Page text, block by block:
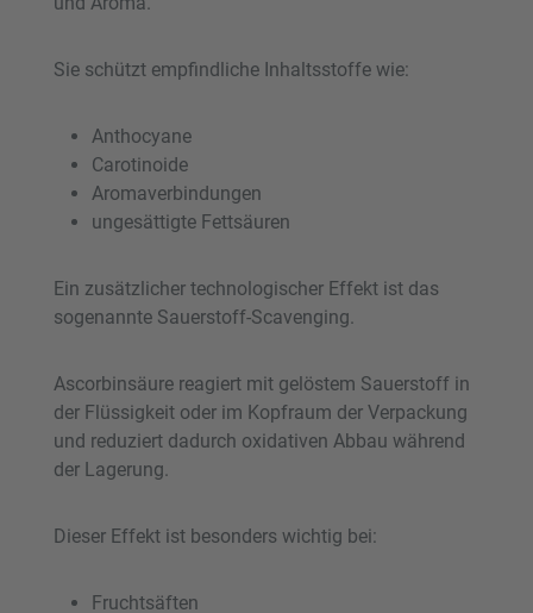
Sie schützt empfindliche Inhaltsstoffe wie:
Anthocyane
Carotinoide
Aromaverbindungen
ungesättigte Fettsäuren
Ein zusätzlicher technologischer Effekt ist das
sogenannte Sauerstoff-Scavenging.
Ascorbinsäure reagiert mit gelöstem Sauerstoff in
der Flüssigkeit oder im Kopfraum der Verpackung
und reduziert dadurch oxidativen Abbau während
der Lagerung.
Dieser Effekt ist besonders wichtig bei:
Fruchtsäften